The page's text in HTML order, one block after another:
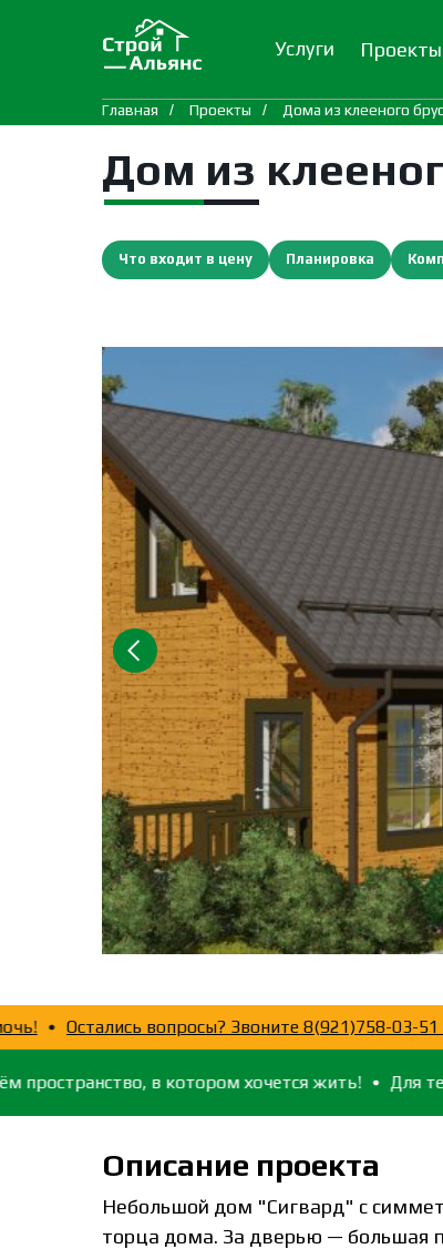
Услуги Проекты
Главная / Проекты / Дома из клееного
Дом из
Что входит в цену Планировка
помочь! Остались вопросы? Звоните
в котором хочется жить! Для тех, кто
Описание проекта
Небольшой дом "Сигвард" с
торца дома. За дверью — большая